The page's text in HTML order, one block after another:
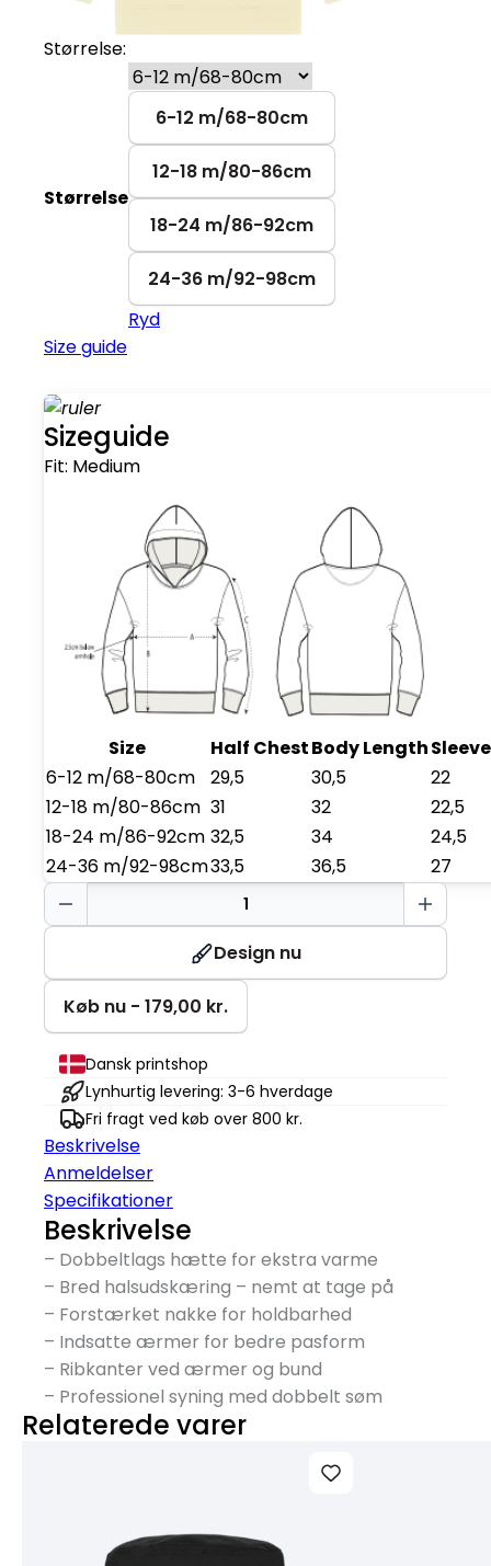
Størrelse:
Størrelse
6-12 m/68-80cm
12-18 m/80-86cm
18-24 m/86-92cm
24-36 m/92-98cm
Ryd
Size guide
Sizeguide
Fit: Medium
Size Half ChestBody Length
6-12 m/68-80cm
29,5 30,5
22
12-18 m/80-86cm 31 32
22,5
18-24 m/86-92cm 32,5 34
24,5
24-36 m/92-98cm33,5 36,5
27
Baby
Hoodie
Design nu
Køb nu - 179,00 kr.
Dansk printshop
Lynhurtig levering: 3-6 hverdage
Fri fragt ved køb over 800 kr.
Beskrivelse
Anmeldelser
Specifikationer
Beskrivelse
– Dobbeltlags hætte for ekstra varme
– Bred halsudskæring – nemt at tage på
– Forstærket nakke for holdbarhed
– Indsatte ærmer for bedre pasform
– Ribkanter ved ærmer og bund
– Professionel syning med dobbelt søm
Relaterede varer